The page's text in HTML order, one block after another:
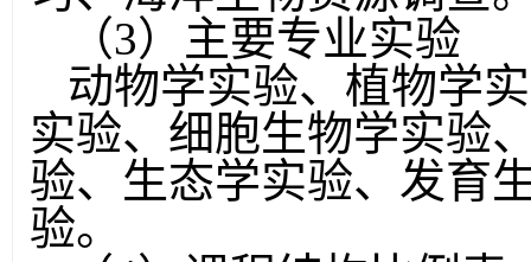
（3）主要专业实验
动物学实验、植物学
实验、细胞生物学实验
验、生态学实验、发育
验。